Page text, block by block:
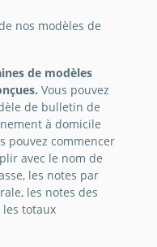
Violet est parfait
nos modèles de
de modèles
Vous pouvez
de bulletin de
à domicile
pouvez commencer
avec le nom de
les notes par
les notes des
totaux